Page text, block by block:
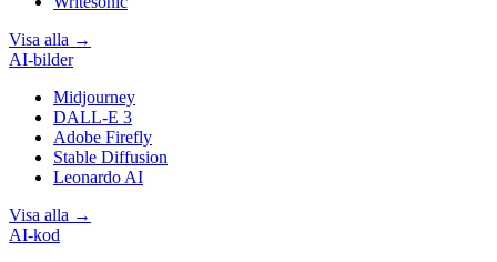
Visa alla →
AI-bilder
Midjourney
DALL-E 3
Adobe Firefly
Stable Diffusion
Leonardo AI
Visa alla →
AI-kod